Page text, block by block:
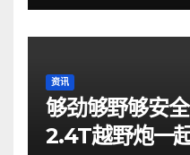
资讯
够劲够野够安
2.4T越野炮一